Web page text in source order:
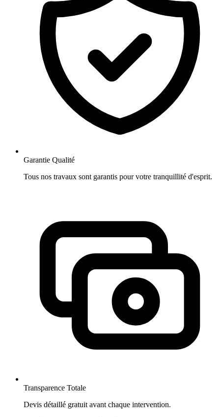
Garantie Qualité
Tous nos travaux sont garantis pour votre tranquillité d'esprit.
Transparence Totale
Devis détaillé gratuit avant chaque intervention.